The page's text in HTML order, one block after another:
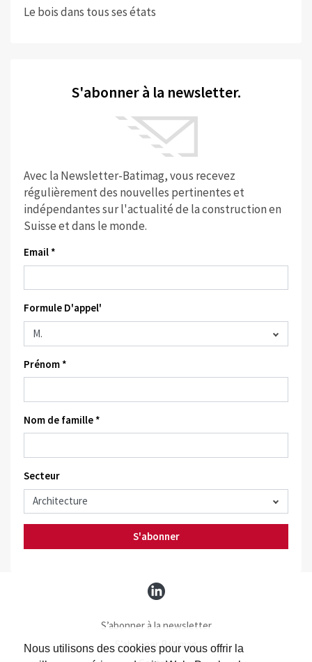
Nous utilisons des cookies pour vous offrir la
Le bois dans tous ses états
S'abonner à la newsletter.
Avec la Newsletter-Batimag, vous recevez
régulièrement des nouvelles pertinentes et
indépendantes sur l'actualité de la construction en
Suisse et dans le monde.
Email *
Formule D'appel'
Prénom *
Nom de famille *
Secteur
S'abonner
S’abonner à la newsletter
S’abonner Batimag